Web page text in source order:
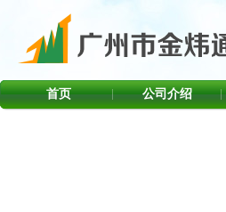
首页 公司介绍